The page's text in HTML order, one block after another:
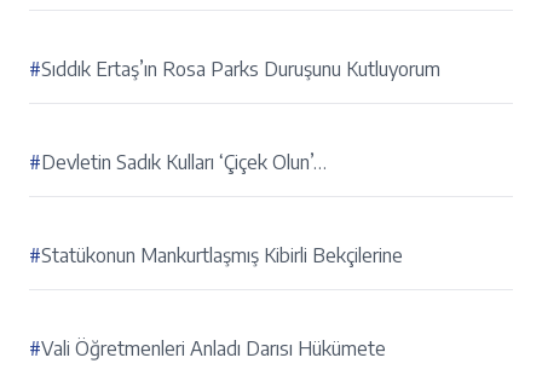
#Sıddık Ertaş’ın Rosa Parks Duruşunu Kutluyorum
#Devletin Sadık Kulları ‘Çiçek Olun’…
#Statükonun Mankurtlaşmış Kibirli Bekçilerine
#Vali Öğretmenleri Anladı Darısı Hükümete